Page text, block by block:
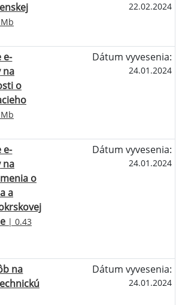
22.02.2024
e-
na
o
Dátum vyvesenia:
24.01.2024
e-
na
o
a
| 0.43
Dátum vyvesenia:
24.01.2024
na
Dátum vyvesenia:
24.01.2024